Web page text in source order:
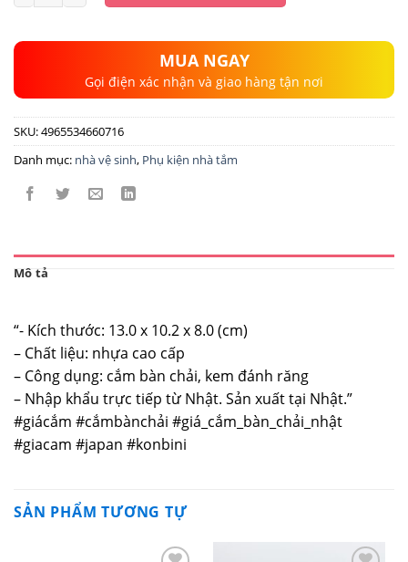
MUA NGAY
Gọi điện xác nhận và giao hàng tận nơi
SKU:4965534660716
Danh mục: nhà vệ sinh, Phụ kiện nhà tắm
Mô tả
“- Kích thước: 13.0 x 10.2 x 8.0 (cm)
– Chất liệu: nhựa cao cấp
– Công dụng: cắm bàn chải, kem đánh răng
– Nhập khẩu trực tiếp từ Nhật. Sản xuất tại Nhật.”
#giácắm #cắmbànchải #giá_cắm_bàn_chải_nhật
#giacam #japan #konbini
SẢN PHẨM TƯƠNG TỰ